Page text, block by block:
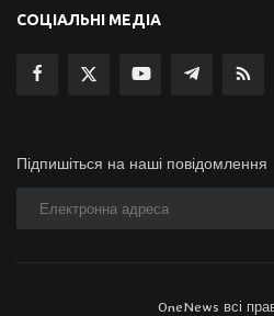
СОЦІАЛЬНІ МЕДІА
Підпишіться на наші повідомлення
OneNews всі